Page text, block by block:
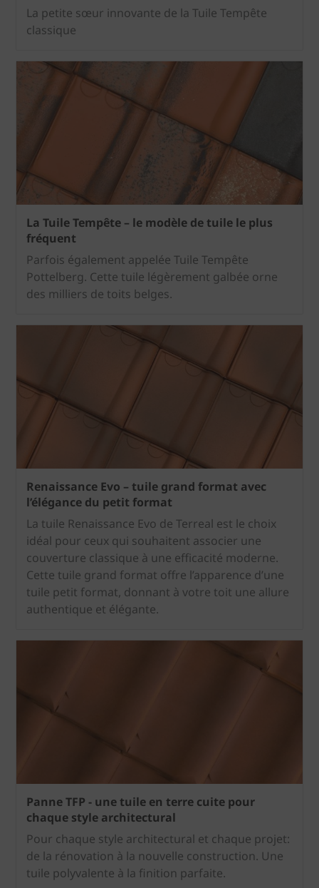
La petite sœur innovante de la Tuile Tempête
classique
La Tuile Tempête – le modèle de tuile le plus
fréquent
Parfois également appelée Tuile Tempête
Pottelberg. Cette tuile légèrement galbée orne
des milliers de toits belges.
Renaissance Evo – tuile grand format avec
l’élégance du petit format
La tuile Renaissance Evo de Terreal est le choix
idéal pour ceux qui souhaitent associer une
couverture classique à une efficacité moderne.
Cette tuile grand format offre l’apparence d’une
tuile petit format, donnant à votre toit une allure
authentique et élégante.
Panne TFP - une tuile en terre cuite pour
chaque style architectural
Pour chaque style architectural et chaque projet:
de la rénovation à la nouvelle construction. Une
tuile polyvalente à la finition parfaite.